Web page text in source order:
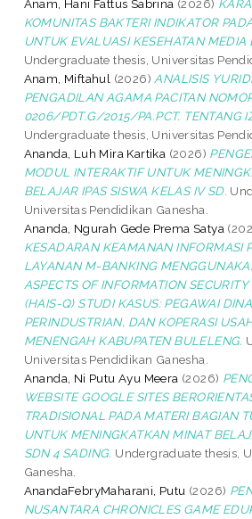
Anam, Hani Fattus Sabrina (2026)
KOMUNITAS BAKTERI INDIKATOR
UNTUK EVALUASI KESEHATAN MEDIA
Undergraduate thesis, Universitas
Anam, Miftahul (2026) ANALISIS
PENGADILAN AGAMA PACITAN
0206/PDT.G/2015/PA.PCT. TENTANG
Undergraduate thesis, Universitas
Ananda, Luh Mira Kartika (2026)
MODUL INTERAKTIF UNTUK
BELAJAR IPAS SISWA KELAS IV SD.
Universitas Pendidikan Ganesha.
Ananda, Ngurah Gede Prema Satya
KESADARAN KEAMANAN INFORMASI
LAYANAN M-BANKING
ASPECTS OF INFORMATION
(HAIS-Q) STUDI KASUS: PEGAWAI
PERINDUSTRIAN, DAN KOPERASI
MENENGAH KABUPATEN BULELENG.
Universitas Pendidikan Ganesha.
Ananda, Ni Putu Ayu Meera (2026)
WEBSITE GOOGLE SITES
TRADISIONAL PADA MATERI BAGIAN
UNTUK MENINGKATKAN MINAT
SDN 4 SADING. Undergraduate thesis,
Ganesha.
AnandaFebryMaharani, Putu (2026)
NUSANTARA CHRONICLES GAME